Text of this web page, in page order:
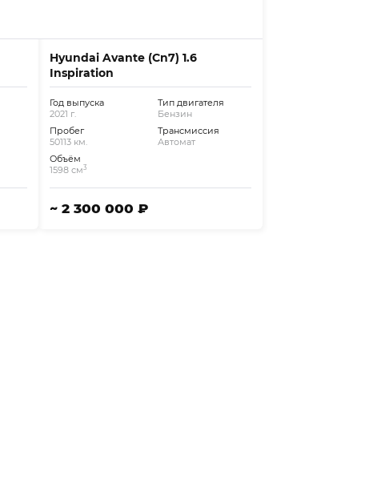
Hyundai Avante (Cn7) 1.6
Inspiration
Год выпуска
2021 г.
Пробег
50113 км.
Объём
1598 см3
Тип двигателя
Бензин
Трансмиссия
Автомат
~ 2 300 000 ₽